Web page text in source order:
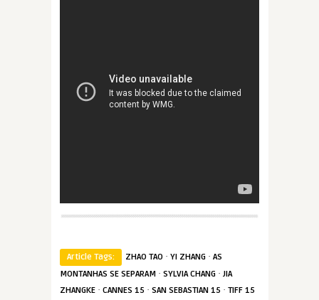
Article Tags: ZHAO TAO · YI ZHANG · AS
MONTANHAS SE SEPARAM · SYLVIA CHANG · JIA
ZHANGKE · CANNES 15 · SAN SEBASTIAN 15 · TIFF 15